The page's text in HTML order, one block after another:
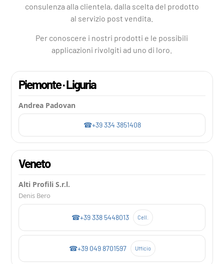
consulenza alla clientela, dalla scelta del prodotto
al servizio post vendita.
Per conoscere i nostri prodotti e le possibili
applicazioni rivolgiti ad uno di loro.
Piemonte · Liguria
Andrea Padovan
+39 334 3851408
Veneto
Alti Profili S.r.l.
Denis Bero
+39 338 5448013 Cell.
+39 049 8701597 Ufficio